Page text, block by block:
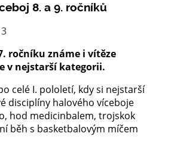
8. a 9. ročníků
ročníku známe i vítěze
v nejstarší kategorii.
celé I. pololetí, kdy si nejstarší
disciplíny halového víceboje
hod medicinbalem, trojskok
běh s basketbalovým míčem